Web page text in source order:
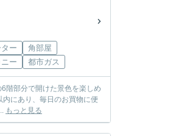
ー
角部屋
ー 都市ガス
部分で開けた景色を楽しめ
にあり、毎日のお買物に便
もっと見る